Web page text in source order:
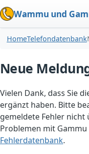
Wammu und
HomeTelefondatenbank
Neue
Vielen Dank, dass Sie
ergänzt haben. Bitte
gemeldete Fehler
Problemen mit
Fehlerdatenbank.